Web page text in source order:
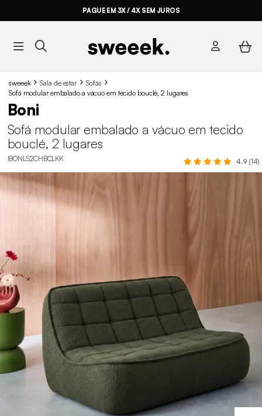
PAGUE EM 3X / 4X SEM JUROS
sweeek Sala de estar
Sofás
Sofá modular embalado a vácuo em tecido bouclé, 2 lugares
Boni
Sofá modular embalado a vácuo em tecido
bouclé, 2 lugares
IBONLS2CHBCLKK 4.9 (14)